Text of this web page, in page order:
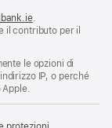
.
il contributo per il
le opzioni di
IP, o perché
Apple.